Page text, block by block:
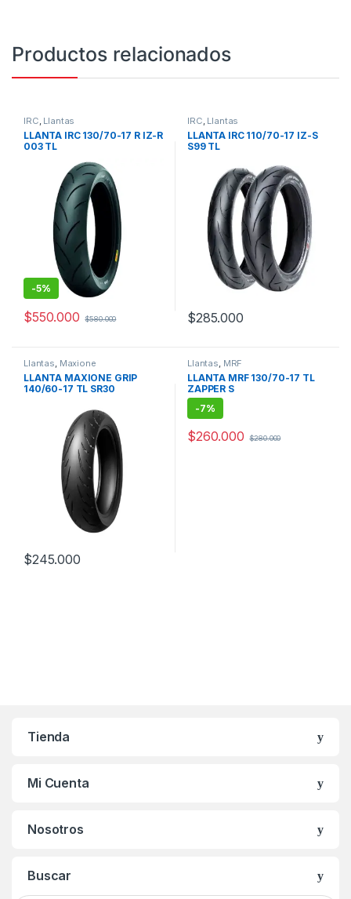
Productos relacionados
IRC, Llantas
LLANTA IRC 130/70-17 R IZ-R
003 TL
-5%
$550.000 $580.000
IRC, Llantas
LLANTA IRC 110/70-17 IZ-S
S99 TL
$285.000
Llantas, Maxione
LLANTA MAXIONE GRIP
140/60-17 TL SR30
$245.000
Llantas, MRF
LLANTA MRF 130/70-17 TL
ZAPPER S
-7%
$260.000 $280.000
Tienda
Mi Cuenta
Nosotros
Buscar